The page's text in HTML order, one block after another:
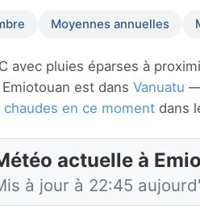
Moyennes annuelles
avec pluies éparses à
est dans Vanuatu —
en ce moment dans
actuelle à
à jour à 22:45